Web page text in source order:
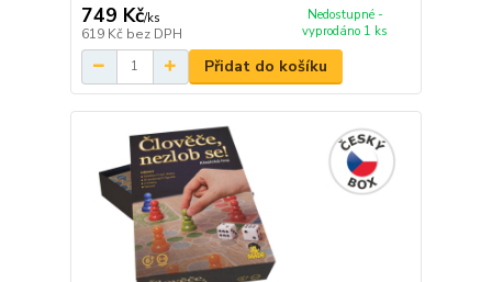
749 Kč/ks
619 Kč bez DPH
Nedostupné -
vyprodáno 1 ks
Přidat do košíku